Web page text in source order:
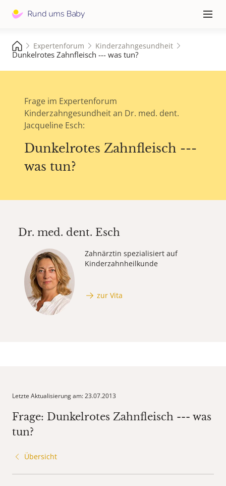
≡
Expertenforum Kinderzahngesundheit
Dunkelrotes Zahnfleisch --- was tun?
Frage im Expertenforum
Kinderzahngesundheit an Dr. med. dent.
Jacqueline Esch:
Dunkelrotes Zahnfleisch ---
was tun?
Dr. med. dent. Esch
Zahnärztin spezialisiert auf
Kinderzahnheilkunde
zur Vita
Letzte Aktualisierung am: 23.07.2013
Frage: Dunkelrotes Zahnfleisch --- was
tun?
Übersicht